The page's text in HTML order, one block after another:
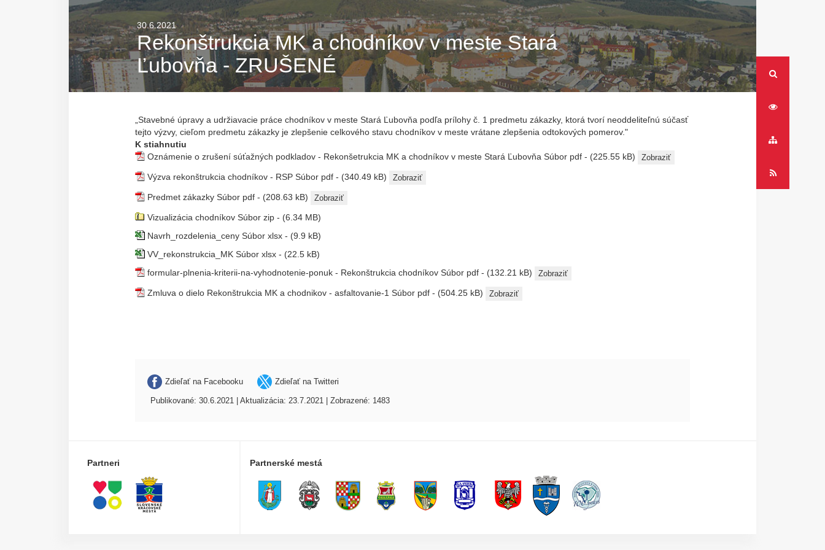
RSS
Mapa
RSS
30.6.2021
Rekonštrukcia MK a chodníkov v meste Stará
Ľubovňa - ZRUŠENÉ
„Stavebné úpravy a udržiavacie práce chodníkov v meste Stará Ľubovňa podľa prílohy č. 1 predmetu zákazky, ktorá tvorí neoddeliteľnú súčasť
tejto výzvy, cieľom predmetu zákazky je zlepšenie celkového stavu chodníkov v meste vrátane zlepšenia odtokových pomerov."
K stiahnutiu
Oznámenie o zrušení súťažných podkladov - Rekonšetrukcia MK a chodníkov v meste Stará Ľubovňa Súbor pdf - (225.55 kB) Zobraziť
Výzva rekonštrukcia chodníkov - RSP Súbor pdf - (340.49 kB) Zobraziť
Predmet zákazky Súbor pdf - (208.63 kB) Zobraziť
Vizualizácia chodníkov Súbor zip - (6.34 MB)
Navrh_rozdelenia_ceny Súbor xlsx - (9.9 kB)
VV_rekonstrukcia_MK Súbor xlsx - (22.5 kB)
formular-plnenia-kriterii-na-vyhodnotenie-ponuk - Rekonštrukcia chodníkov Súbor pdf - (132.21 kB) Zobraziť
Zmluva o dielo Rekonštrukcia MK a chodnikov - asfaltovanie-1 Súbor pdf - (504.25 kB) Zobraziť
Zdieľať na Facebooku Zdieľať na Twitteri
Publikované: 30.6.2021 | Aktualizácia: 23.7.2021 | Zobrazené: 1483
Partneri Partnerské mestá